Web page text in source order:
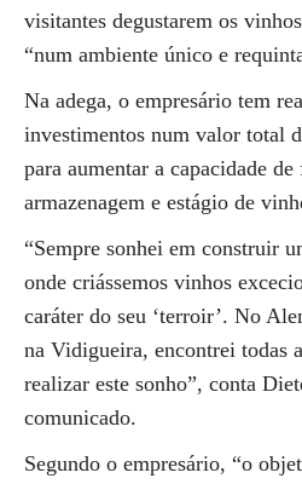
visitantes degustarem os
“num ambiente único e
Na adega, o empresário tem
investimentos num valor total
para aumentar a capacidade de
armazenagem e estágio de
“Sempre sonhei em construir
onde criássemos vinhos
caráter do seu ‘terroir’. No
na Vidigueira, encontrei todas
realizar este sonho”, conta
comunicado.
Segundo o empresário, “o